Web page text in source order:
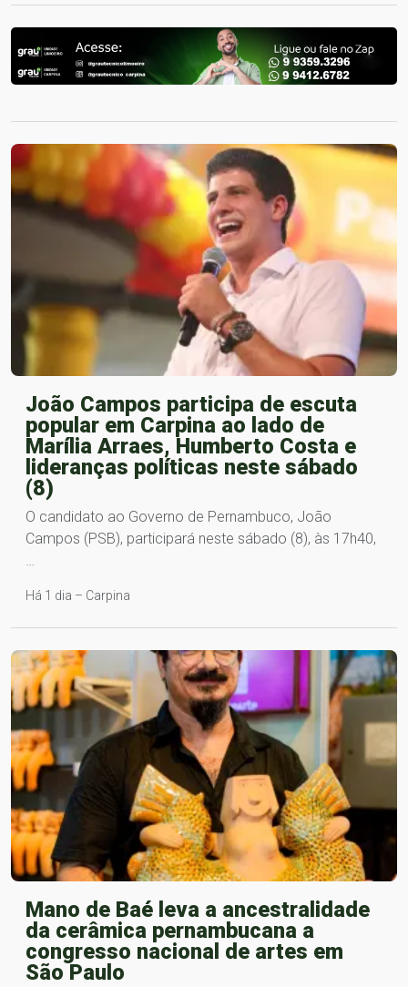
João Campos participa de escuta
popular em Carpina ao lado de
Marília Arraes, Humberto Costa e
lideranças políticas neste sábado
(8)
O candidato ao Governo de Pernambuco, João
Campos (PSB), participará neste sábado (8), às 17h40,
Há 1 dia – Carpina
Mano de Baé leva a ancestralidade
da cerâmica pernambucana a
congresso nacional de artes em
São Paulo